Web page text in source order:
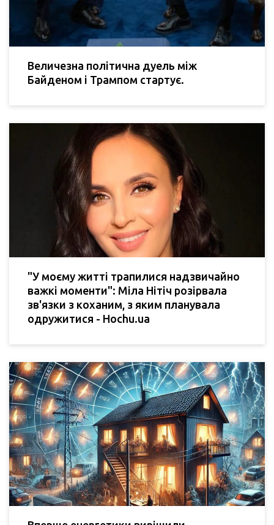
Величезна політична дуель між
Байденом і Трампом стартує.
"У моєму житті трапилися надзвичайно
важкі моменти": Міла Нітіч розірвала
зв'язки з коханим, з яким планувала
одружитися - Hochu.ua